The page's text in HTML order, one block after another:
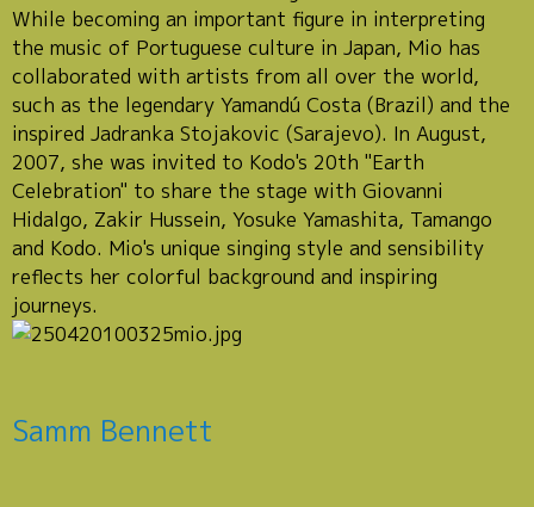
While becoming an important figure in interpreting
the music of Portuguese culture in Japan, Mio has
collaborated with artists from all over the world,
such as the legendary Yamandú Costa (Brazil) and the
inspired Jadranka Stojakovic (Sarajevo). In August,
2007, she was invited to Kodo's 20th "Earth
Celebration" to share the stage with Giovanni
Hidalgo, Zakir Hussein, Yosuke Yamashita, Tamango
and Kodo. Mio's unique singing style and sensibility
reflects her colorful background and inspiring
journeys.
Samm Bennett